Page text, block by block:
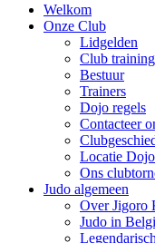
Welkom
Onze Club
Lidgelden
Club
Bestuur
Trainers
Dojo regels
Contacteer
Locatie Dojo
Ons
Judo algemeen
Over Jigoro
Judo in